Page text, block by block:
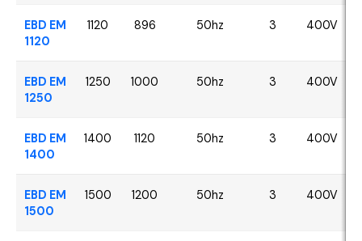
EBD EM
1120
1120 896 50hz 3 400V
EBD EM
1250
1250 1000 50hz 3 400V
EBD EM
1400
1400 1120 50hz 3 400V
EBD EM
1500
1500 1200 50hz 3 400V